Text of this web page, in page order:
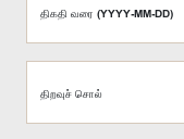
திகதி வரை (YYYY-MM-DD)
திறவுச் சொல்